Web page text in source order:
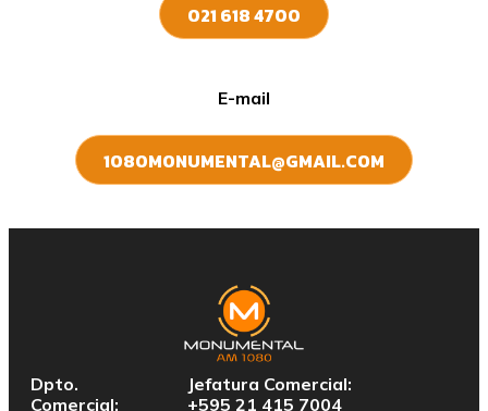
021 618 4700
E-mail
1080MONUMENTAL@GMAIL.COM
Dpto.
Comercial:
Jefatura Comercial:
+595 21 415 7004